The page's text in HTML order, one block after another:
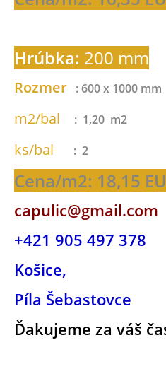
Hrúbka: 200 mm
Rozmer : 600 x 1000 mm
m2/bal : 1,20 m2
ks/bal : 2
Cena/m2: 18,15
capulic@gmail.com
+421 905 497 378
Košice,
Píla Šebastovce
Ďakujeme za váš